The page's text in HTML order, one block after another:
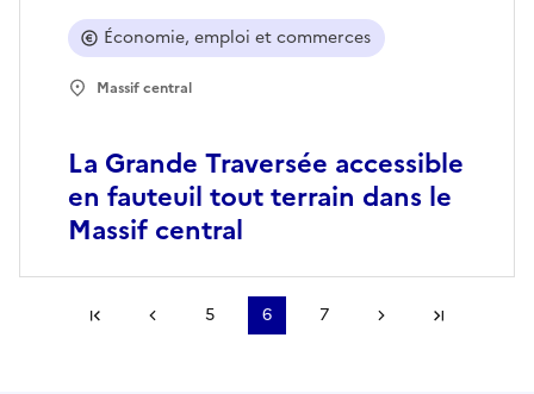
La Grande Traversée accessible
en fauteuil tout terrain dans le
Massif central
Économie, emploi et commerces
Massif central
Première pagePage précédente
5 6 7 Page suivante